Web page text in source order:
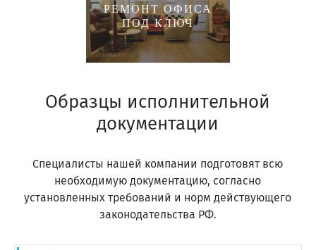
РЕМОНТ ОФИСА
ПОД КЛЮЧ
Образцы исполнительной
документации
Специалисты нашей компании подготовят всю
необходимую документацию, согласно
установленных требований и норм действующего
законодательства РФ.